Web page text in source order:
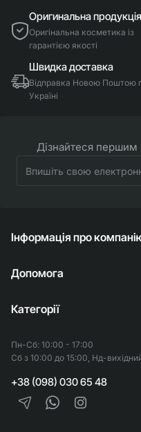
Оригинальна продукція
Оригінальна косметика із
гарантією якості
Швидка доставка
Відправка Новою Поштою
Україні
Дізнайтеся першим
свою
Інформація про
Допомога
Категорії
Пн-Сб: 10:00 - 17:00
Сб з 10:00 до 15:00, Нд-
+38 (098) 030 65 48